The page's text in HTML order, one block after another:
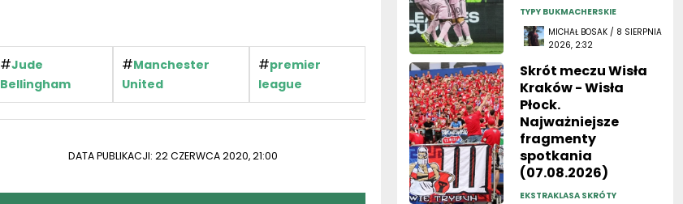
#Jude
Bellingham
#Manchester
United
#premier
league
DATA PUBLIKACJI: 22 CZERWCA 2020, 21:00
TYPY BUKMACHERSKIE
MICHAŁ BOSAK / 8 SIERPNIA
2026, 2:32
Skrót meczu Wisła
Kraków - Wisła
Płock.
Najważniejsze
fragmenty
spotkania
(07.08.2026)
EKSTRAKLASA SKRÓTY